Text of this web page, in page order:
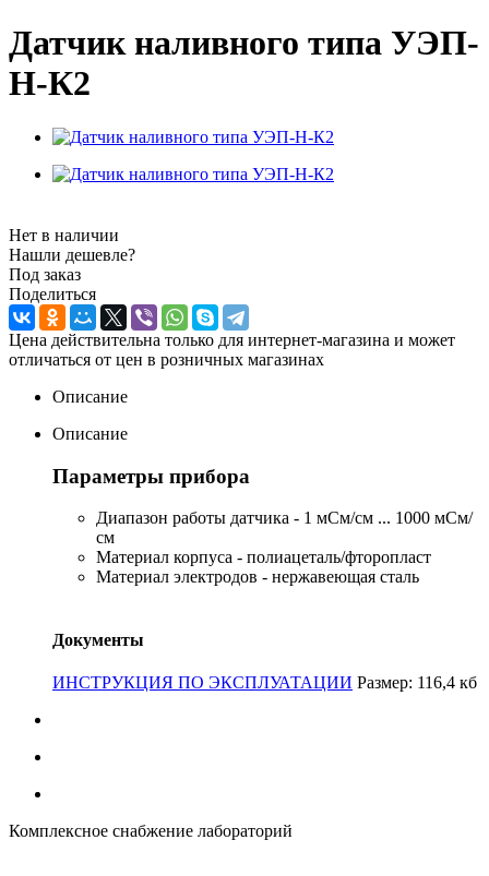
Датчик наливного типа УЭП-
Н-К2
Нет в наличии
Нашли дешевле?
Под заказ
Поделиться
Цена действительна только для интернет-магазина и может
отличаться от цен в розничных магазинах
Описание
Описание
Параметры прибора
Диапазон работы датчика - 1 мСм/см ... 1000 мСм/
см
Материал корпуса - полиацеталь/фторопласт
Материал электродов - нержавеющая сталь
Документы
ИНСТРУКЦИЯ ПО ЭКСПЛУАТАЦИИ Размер: 116,4 кб
Комплексное снабжение лабораторий